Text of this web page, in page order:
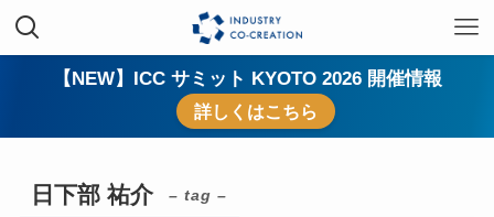
【NEW】ICC サミット KYOTO 2026 開催情報
詳しくはこちら
日下部 祐介 – tag –